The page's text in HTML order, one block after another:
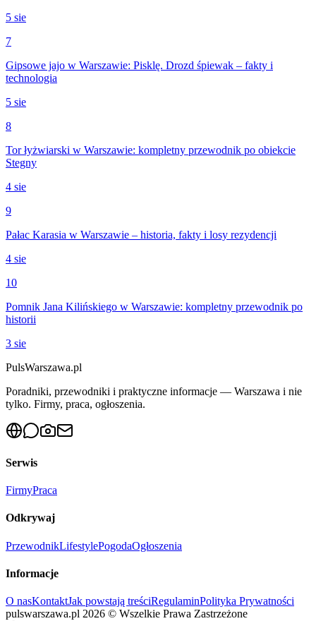
5 sie
7
Gipsowe jajo w Warszawie: Pisklę. Drozd śpiewak – fakty i
technologia
5 sie
8
Tor łyżwiarski w Warszawie: kompletny przewodnik po obiekcie
Stegny
4 sie
9
Pałac Karasia w Warszawie – historia, fakty i losy rezydencji
4 sie
10
Pomnik Jana Kilińskiego w Warszawie: kompletny przewodnik po
historii
3 sie
PulsWarszawa.pl
Poradniki, przewodniki i praktyczne informacje — Warszawa i nie
tylko. Firmy, praca, ogłoszenia.
Serwis
FirmyPraca
Odkrywaj
PrzewodnikLifestylePogodaOgłoszenia
Informacje
O nasKontaktJak powstają treściRegulaminPolityka Prywatności
pulswarszawa.pl 2026 © Wszelkie Prawa Zastrzeżone